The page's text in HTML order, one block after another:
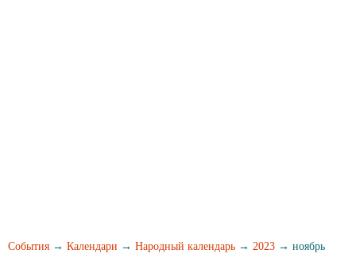
События → Календари → Народный календарь → 2023 → ноябрь